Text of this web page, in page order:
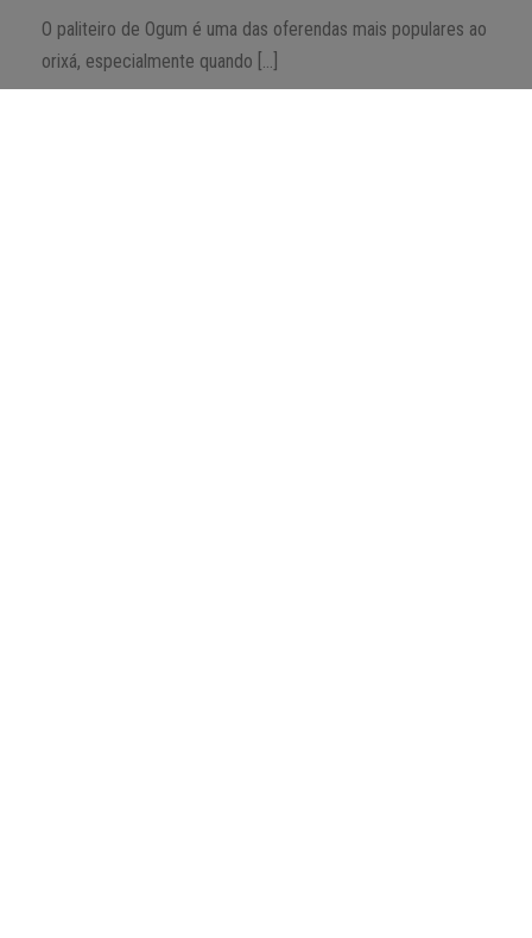
O paliteiro de Ogum é uma das oferendas mais populares ao
orixá, especialmente quando […]